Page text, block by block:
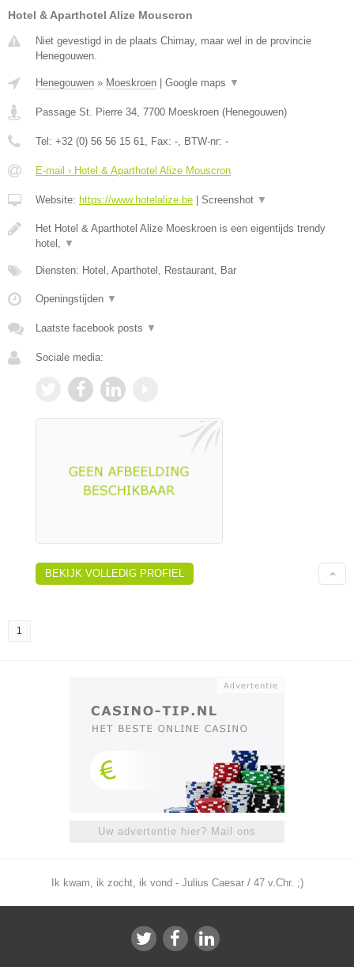
Hotel & Aparthotel Alize Mouscron
Niet gevestigd in de plaats Chimay, maar wel in de provincie
Henegouwen.
Henegouwen » Moeskroen Google maps ▼
Passage St. Pierre 34, 7700 Moeskroen (Henegouwen)
Tel: +32 (0) 56 56 15 61, Fax: -, BTW-nr: -
E-mail › Hotel & Aparthotel Alize Mouscron
Website: https://www.hotelalize.be Screenshot ▼
Het Hotel & Aparthotel Alize Moeskroen is een eigentijds trendy
hotel, ▼
Diensten: Hotel, Aparthotel, Restaurant, Bar
Openingstijden ▼
Laatste facebook posts ▼
Sociale media:
BEKIJK VOLLEDIG PROFIEL
1
Uw advertentie hier? Mail ons
Ik kwam, ik zocht, ik vond - Julius Caesar / 47 v.Chr. ;)